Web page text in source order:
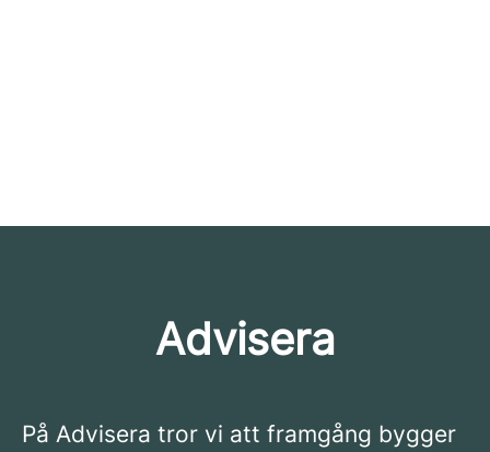
Advisera
På Advisera tror vi att framgång bygger